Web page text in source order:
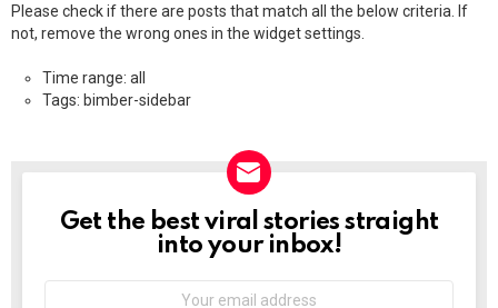
Please check if there are posts that match all the below criteria. If
not, remove the wrong ones in the widget settings.
Time range: all
Tags: bimber-sidebar
NEWSLETTER
Get the best viral stories straight
into your inbox!